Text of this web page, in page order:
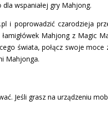
wspaniałej gry Mahjong.
i poprowadzić czarodzieja
Mahjong z Magic
świata, połącz swoje
Mahjonga.
Jeśli grasz na urządzeniu